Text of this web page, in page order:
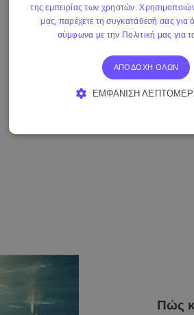
Πώς
της εμπειρίας των χρηστών.
μας, παρέχετε τη συγκατάθεσή σας
σύμφωνα με την Πολιτική μας για
ΑΠΟΔΟΧΉ ΌΛΩΝ
ΕΜΦΆΝΙΣΗ